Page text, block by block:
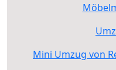
Mini Umzug von